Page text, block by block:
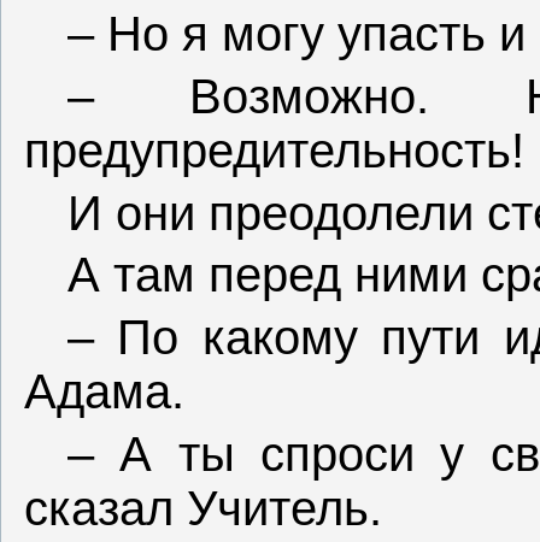
– Но я могу упасть и
– Возможно.
предупредительность!
И они преодолели
А там перед ними
– По какому пути
Адама.
– А ты спроси у
сказал Учитель.